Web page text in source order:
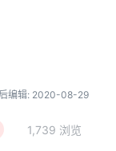
编辑: 2020-08-29
1,739 浏览